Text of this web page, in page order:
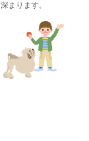
深まります。